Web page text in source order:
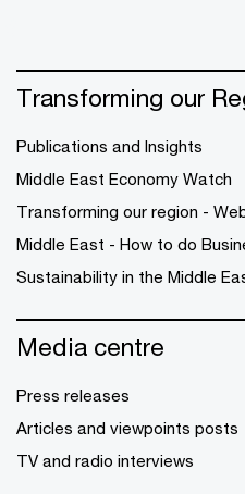
Transforming our
Publications and Insights
Middle East Economy Watch
Transforming our region -
Middle East - How to do
Sustainability in the Middle
Media centre
Press releases
Articles and viewpoints posts
TV and radio interviews